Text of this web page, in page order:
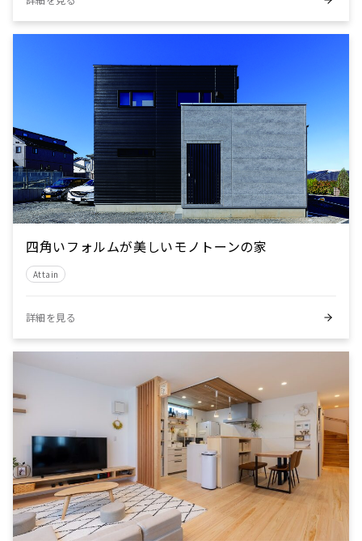
四角いフォルムが美しいモノトーンの家
Attain
詳細を見る